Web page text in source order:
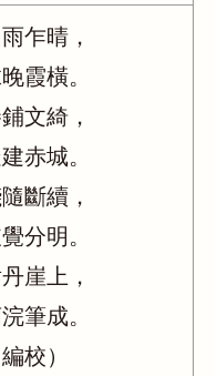
乍晴，
霞橫。
文綺，
赤城。
斷續，
分明。
崖上，
筆成。
校）